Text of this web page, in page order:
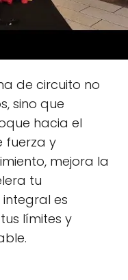
de circuito no
sino que
hacia el
fuerza y
mejora la
tu
es
límites y